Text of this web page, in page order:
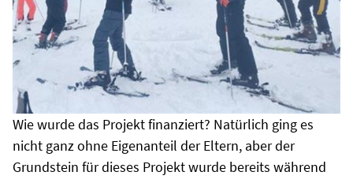
Wie wurde das Projekt finanziert? Natürlich ging es
nicht ganz ohne Eigenanteil der Eltern, aber der
Grundstein für dieses Projekt wurde bereits während